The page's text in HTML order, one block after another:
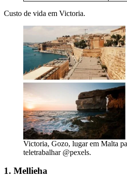
Custo de vida em Victoria.
Victoria, Gozo, lugar em Malta
teletrabalhar @pexels.
1. Mellieha